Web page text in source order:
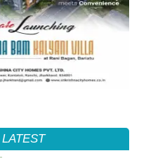
LATEST